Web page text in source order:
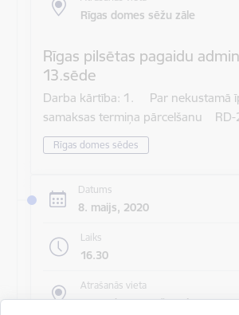
Rīgas domes sēžu zāle
Rīgas pilsētas pagaidu
13.sēde
Darba kārtība: 1. Par nekustamā
samaksas termiņa pārcelšanu
Rīgas domes sēdes
Datums
8. maijs, 2020
Laiks
16.30
Atrašanās vieta
Rīgas domes sēžu zāle